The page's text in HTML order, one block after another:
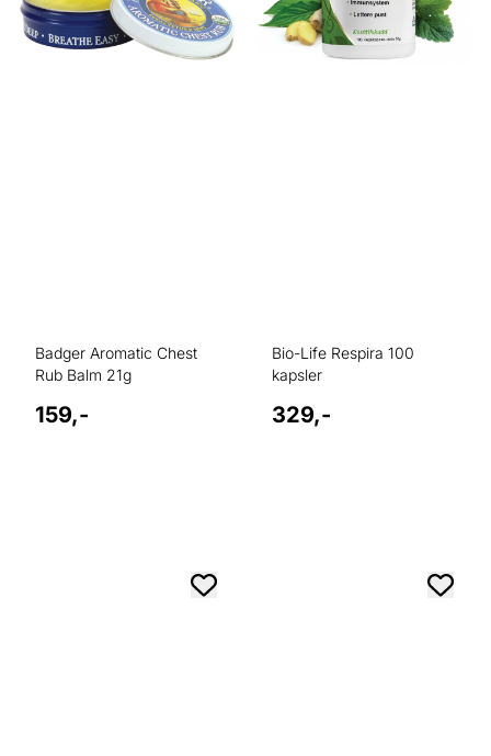
Badger Aromatic Chest
Rub Balm 21g
159,-
Bio-Life Respira 100
kapsler
329,-